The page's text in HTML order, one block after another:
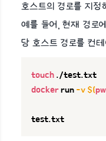
호스트의 경로를 지정
예를 들어, 현재 경로에
당 호스트 경로를 컨
touch
docker run -v $(
test.txt